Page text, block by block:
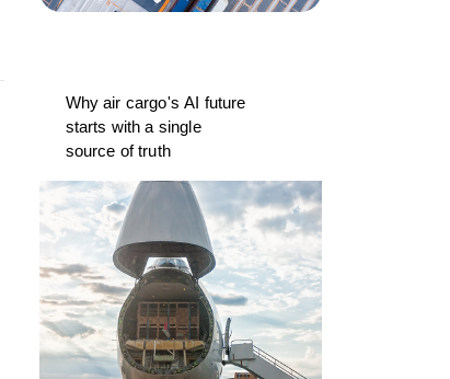
Why air cargo's AI future
starts with a single
source of truth